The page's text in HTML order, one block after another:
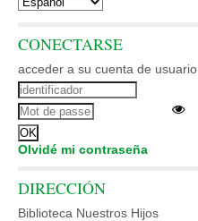
CONECTARSE
acceder a su cuenta de usuario
Olvidé mi contraseña
DIRECCIÓN
Biblioteca Nuestros Hijos